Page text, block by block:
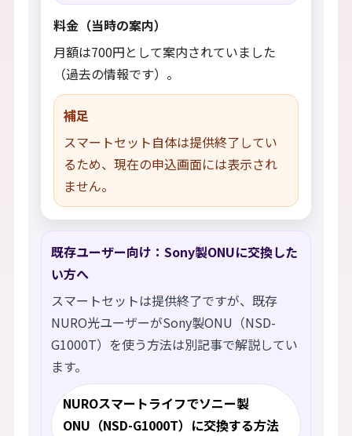
料金（当時の案内）
月額は700円として案内されていました
（過去の情報です）。
補足
スマートセット自体は提供終了してい
るため、現在の申込画面には表示され
ません。
既存ユーザー向け：Sony製ONUに交換した
い方へ
スマートセットは提供終了ですが、既存
NURO光ユーザーがSony製ONU（NSD-
G1000T）を使う方法は別記事で解説してい
ます。
NUROスマートライフでソニー製
ONU（NSD-G1000T）に交換する方法